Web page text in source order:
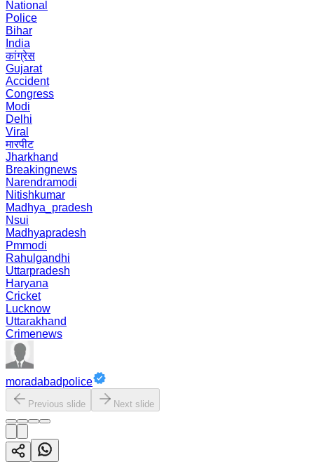
National
Police
Bihar
India
कांग्रेस
Gujarat
Accident
Congress
Modi
Delhi
Viral
मारपीट
Jharkhand
Breakingnews
Narendramodi
Nitishkumar
Madhya_pradesh
Nsui
Madhyapradesh
Pmmodi
Rahulgandhi
Uttarpradesh
Haryana
Cricket
Lucknow
Uttarakhand
Crimenews
moradabadpolice
Previous slide Next slide